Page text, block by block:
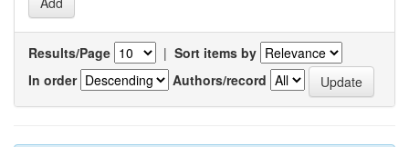
Results/Page | Sort items by
In order
Authors/record